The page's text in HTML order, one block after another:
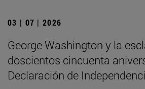
03 | 07 | 2026
George Washington y la
doscientos cincuenta
Declaración de